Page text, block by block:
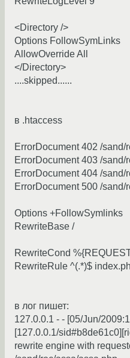
<Directory />
Options FollowSymLinks
AllowOverride All
</Directory>
....skipped......
в .htaccess
ErrorDocument 402 /sand/
ErrorDocument 403 /sand/
ErrorDocument 404 /sand/
ErrorDocument 500 /sand/
Options +FollowSymlinks
RewriteBase /
RewriteCond
RewriteRule ^(.*)$
в лог пишет:
127.0.0.1 - - [05/Jun/
[127.0.0.1/
rewrite engine with